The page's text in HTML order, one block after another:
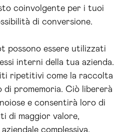
coinvolgente per i tuoi
di conversione.
possono essere utilizzati
interni della tua azienda.
ripetitivi come la raccolta
di promemoria. Ciò libererà
e consentirà loro di
di maggior valore,
complessiva.